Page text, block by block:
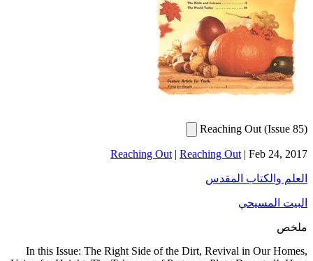
Reaching Out (Issue 85)
Reaching Out | Reaching Out | Feb 24, 2017
العلم والكتاب المقدس
البيت المسيحي
ملخص
In this Issue: The Right Side of the Dirt, Revival in Our Homes,